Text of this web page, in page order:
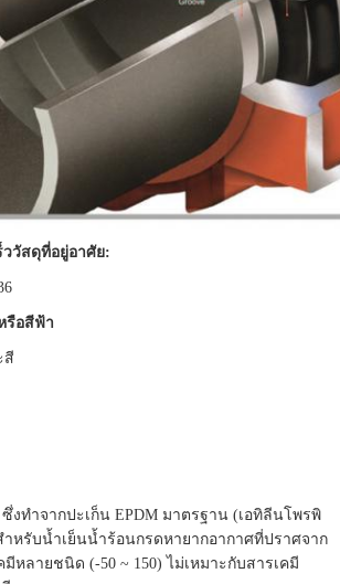
ววัสดุที่อยู่อาศัย:
รือสีฟ้า
สี
งทำจากปะเก็น EPDM มาตรฐาน (เอทิลีนโพรพิ
หรับน้ำเย็นน้ำร้อนกรดหายากอากาศที่ปราศจาก
ลายชนิด (-50 ~ 150) ไม่เหมาะกับสารเคมี